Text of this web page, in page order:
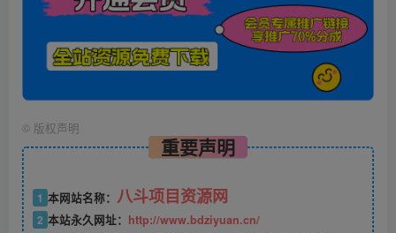
© 版权声明
重要声明
1 本网站名称： 八斗项目资源网
2 本站永久网址： http://www.bdziyuan.cn/